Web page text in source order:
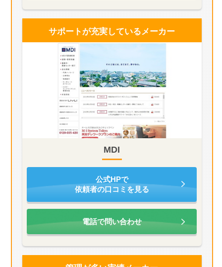
サポートが充実している メーカー
MDI
公式HPで
依頼者の口コミを見る
電話で問い合わせ